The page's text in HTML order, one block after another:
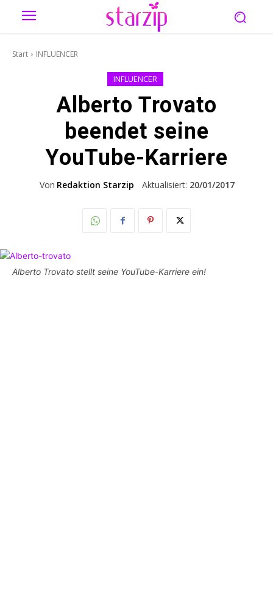
Start INFLUENCER
INFLUENCER
Alberto Trovato
beendet seine
YouTube-Karriere
Von Redaktion Starzip Aktualisiert: 20/01/2017
Alberto Trovato stellt seine YouTube-Karriere ein!